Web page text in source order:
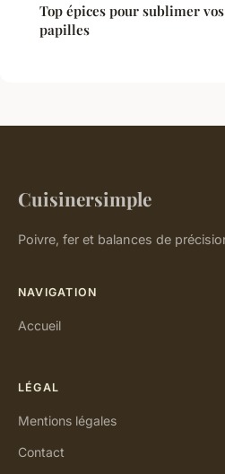
Top épices pour sublimer
papilles
Cuisinersimple
Poivre, fer et balances de
NAVIGATION
Accueil
LÉGAL
Mentions légales
Contact